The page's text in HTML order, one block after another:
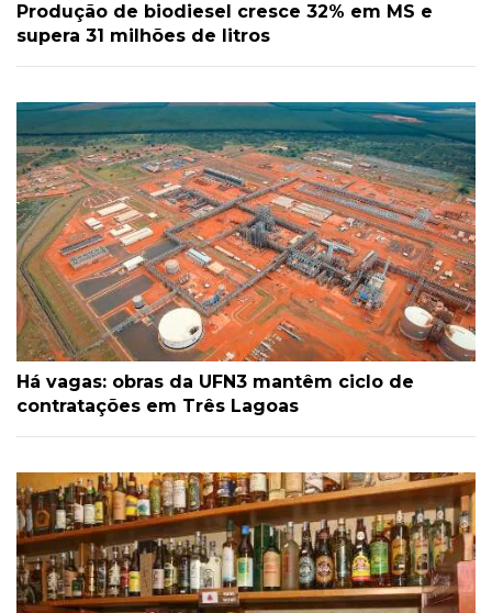
Produção de biodiesel cresce 32% em MS e
supera 31 milhões de litros
Há vagas: obras da UFN3 mantêm ciclo de
contratações em Três Lagoas